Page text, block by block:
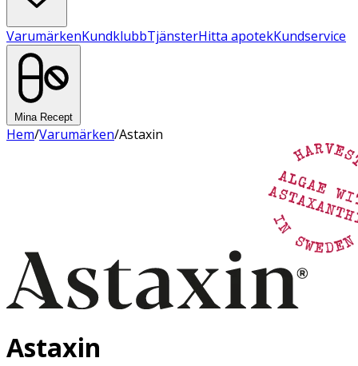
VarumärkenKundklubbTjänsterHitta apotekKundservice
Mina Recept
Hem/Varumärken/Astaxin
Astaxin